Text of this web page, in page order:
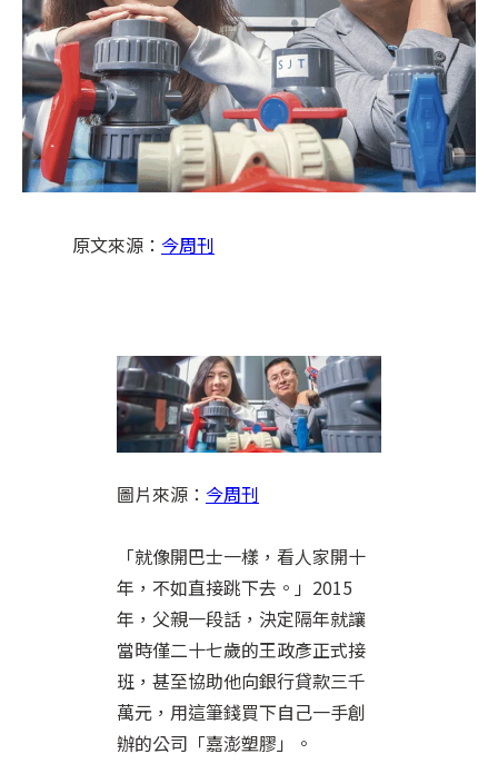
原文來源： 今周刊
圖片來源： 今周刊
「就像開巴士一樣，看人家開十
年，不如直接跳下去。」2015
年，父親一段話，決定隔年就讓
當時僅二十七歲的王政彥正式接
班，甚至協助他向銀行貸款三千
萬元，用這筆錢買下自己一手創
辦的公司「嘉澎塑膠」。